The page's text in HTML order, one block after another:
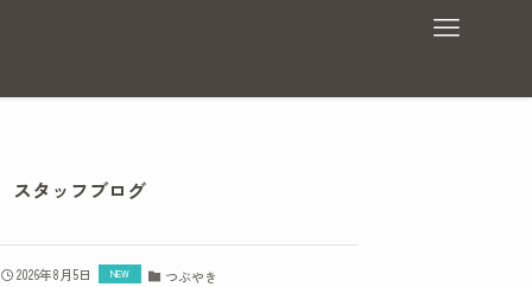
スタッフブログ
2026年8月5日 つぶやき